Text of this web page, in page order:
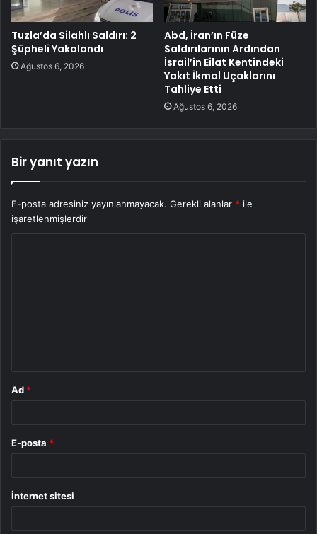
Tuzla’da Silahlı Saldırı: 2
Şüpheli Yakalandı
Ağustos 6, 2026
Abd, İran’ın Füze
Saldırılarının Ardından
İsrail’in Eilat Kentindeki
Yakıt İkmal Uçaklarını
Tahliye Etti
Ağustos 6, 2026
Bir yanıt yazın
E-posta adresiniz yayınlanmayacak. Gerekli alanlar * ile
işaretlenmişlerdir
Ad *
E-posta *
İnternet sitesi